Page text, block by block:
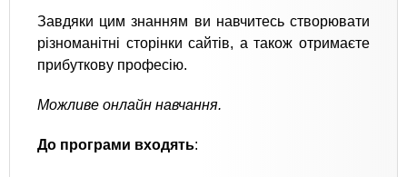
Завдяки цим знанням ви навчитесь створювати
різноманітні сторінки сайтів, а також отримаєте
прибуткову професію.
Можливе онлайн навчання.
До програми входять: